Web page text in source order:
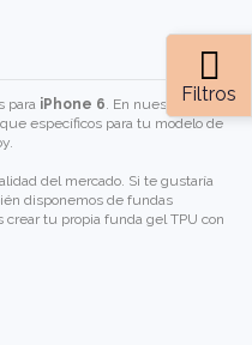
Filtros
para iPhone 6. En nuestro
específicos para tu modelo de
del mercado. Si te gustaría
disponemos de fundas
tu propia funda gel TPU con